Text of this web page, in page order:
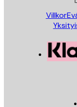
Villkor